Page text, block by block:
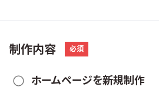
制作内容 必須
ホームページを新規制作